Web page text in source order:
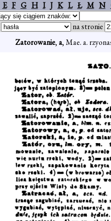
E F G H I J K L Ł M N
na stronie
Zatorowanie,a, Mae. a.